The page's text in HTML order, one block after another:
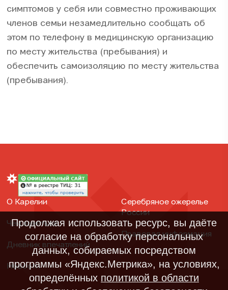
симптомов у себя или совместно проживающих
членов семьи незамедлительно сообщать об
этом по телефону в медицинскую организацию
по месту жительства (пребывания) и
обеспечить самоизоляцию по месту жительства
(пребывания).
О Карелии
Чем заняться
Дневник впечатлений
Новости
Серебряное ожерелье
России
Правовая информация
Продолжая использовать ресурс, вы даёте
согласие на обработку персональных
данных, собираемых посредством
программы «Яндекс.Метрика», на условиях,
определённых политикой в области